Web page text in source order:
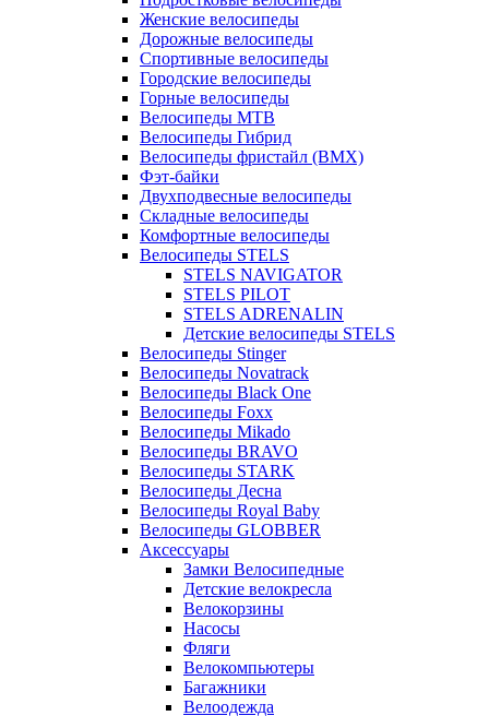
Женские велосипеды
Дорожные велосипеды
Спортивные велосипеды
Городские велосипеды
Горные велосипеды
Велосипеды MTB
Велосипеды Гибрид
Велосипеды фристайл (BMX)
Фэт-байки
Двухподвесные велосипеды
Складные велосипеды
Комфортные велосипеды
Велосипеды STELS
STELS NAVIGATOR
STELS PILOT
STELS ADRENALIN
Детские велосипеды STELS
Велосипеды Stinger
Велосипеды Novatrack
Велосипеды Black One
Велосипеды Foxx
Велосипеды Mikado
Велосипеды BRAVO
Велосипеды STARK
Велосипеды Десна
Велосипеды Royal Baby
Велосипеды GLOBBER
Аксессуары
Замки Велосипедные
Детские велокресла
Велокорзины
Насосы
Фляги
Велокомпьютеры
Багажники
Велоодежда